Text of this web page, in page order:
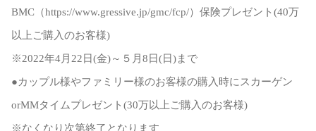
BMC（https://www.gressive.jp/gmc/fcp/）保険プレゼント(40万
以上ご購入のお客様)
※2022年4月22日(金)～５月8日(日)まで
●カップル様やファミリー様のお客様の購入時にスカーゲン
orMMタイムプレゼント(30万以上ご購入のお客様)
※なくなり次第終了となります